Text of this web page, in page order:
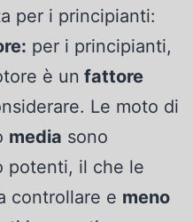
per i principianti:
per i principianti,
è un fattore
Le moto di
media sono
potenti, il che le
controllare e meno